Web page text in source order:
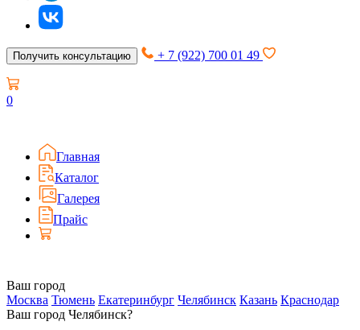
Получить консультацию + 7 (922) 700 01 49
0
Главная
Каталог
Галерея
Прайс
Ваш город
Москва Тюмень Екатеринбург Челябинск Казань Краснодар
Ваш город Челябинск?